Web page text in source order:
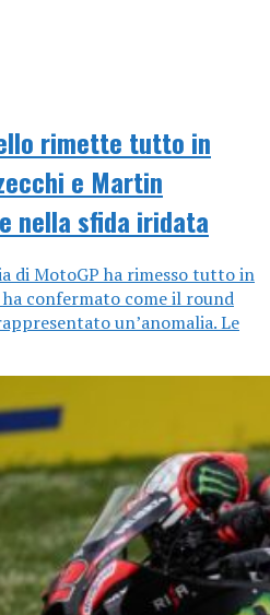
rimette tutto in
e Martin
nella sfida iridata
di MotoGP ha rimesso tutto in
ha confermato come il round
un’anomalia. Le